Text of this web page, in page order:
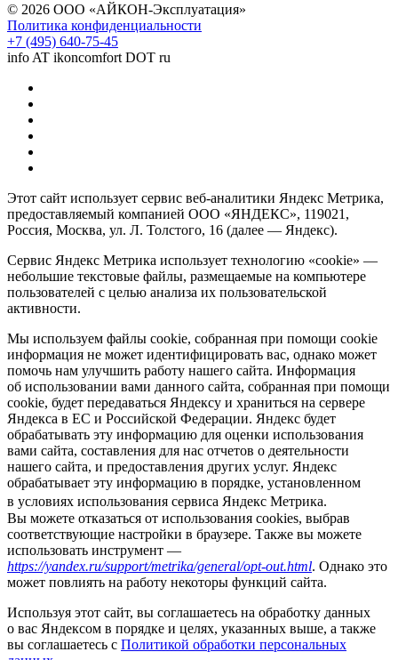
© 2026 ООО «АЙКОН-Эксплуатация»
Политика конфиденциальности
+7 (495) 640-75-45
info AT ikoncomfort DOT ru
Этот сайт использует сервис веб-аналитики Яндекс Метрика,
предоставляемый компанией ООО «ЯНДЕКС», 119021,
Россия, Москва, ул. Л. Толстого, 16 (далее — Яндекс).
Сервис Яндекс Метрика использует технологию «cookie» —
небольшие текстовые файлы, размещаемые на компьютере
пользователей с целью анализа их пользовательской
активности.
Мы используем файлы cookie, собранная при помощи cookie
информация не может идентифицировать вас, однако может
помочь нам улучшить работу нашего сайта. Информация
об использовании вами данного сайта, собранная при помощи
cookie, будет передаваться Яндексу и храниться на сервере
Яндекса в ЕС и Российской Федерации. Яндекс будет
обрабатывать эту информацию для оценки использования
вами сайта, составления для нас отчетов о деятельности
нашего сайта, и предоставления других услуг. Яндекс
обрабатывает эту информацию в порядке, установленном
в условиях использования сервиса Яндекс Метрика.
Вы можете отказаться от использования cookies, выбрав
соответствующие настройки в браузере. Также вы можете
использовать инструмент —
https://yandex.ru/support/metrika/general/opt-out.html. Однако это
может повлиять на работу некоторы функций сайта.
Используя этот сайт, вы соглашаетесь на обработку данных
о вас Яндексом в порядке и целях, указанных выше, а также
вы соглашаетесь с Политикой обработки персональных